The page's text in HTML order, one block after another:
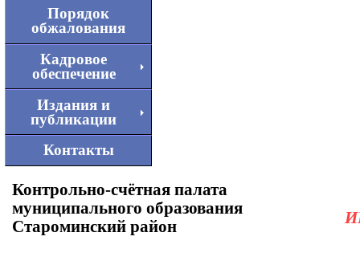
Порядок
обжалования
Кадровое
обеспечение
Издания и
публикации
Контакты
Контрольно-счётная палата
муниципального образования
Староминский район